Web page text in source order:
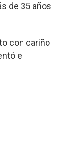
de 35 años
con cariño
el